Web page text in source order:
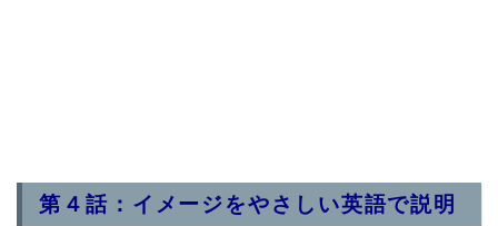
第４話：イメージをやさしい英語で説明